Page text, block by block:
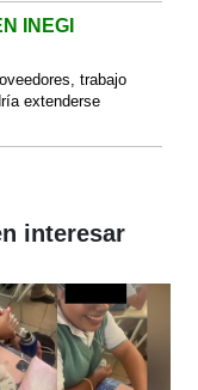
INEGI
trabajo
extenderse
interesar